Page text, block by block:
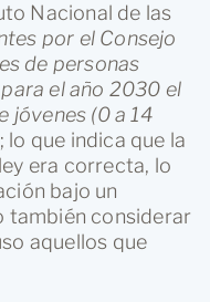
Nacional de las
por el Consejo
de personas
el año 2030 el
jóvenes (0 a 14
lo que indica que la
era correcta, lo
bajo un
también considerar
aquellos que